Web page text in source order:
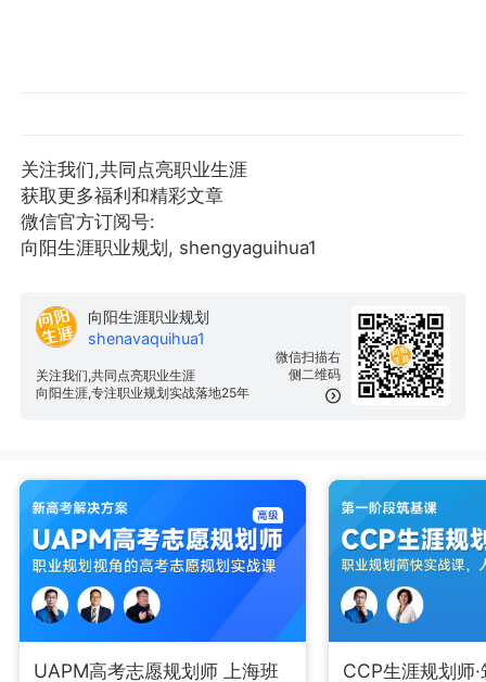
关注我们,共同点亮职业生涯
获取更多福利和精彩文章
微信官方订阅号:
向阳生涯职业规划, shengyaguihua1
微信扫描右
侧二维码
向阳生涯职业规划
shenavaquihua1
关注我们,共同点亮职业生涯
向阳生涯,专注职业规划实战落地25年
UAPM高考志愿规划师 上海班 CCP生涯规划师